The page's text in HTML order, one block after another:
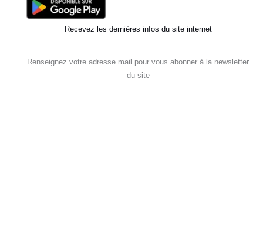
Recevez les dernières infos du site internet
Renseignez votre adresse mail pour vous abonner à la newsletter
du site